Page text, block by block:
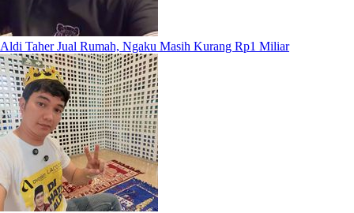
Aldi Taher Jual Rumah, Ngaku Masih Kurang Rp1 Miliar